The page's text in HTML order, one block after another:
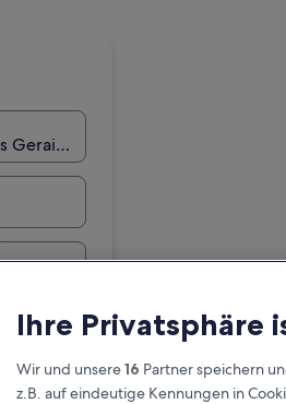
Ihre Privatsphäre
Wir und unsere16 Partner speichern
z.B. auf eindeutige Kennungen in